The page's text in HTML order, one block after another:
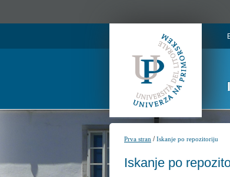
Prva stran /Iskanje po repozitoriju
Iskanje po